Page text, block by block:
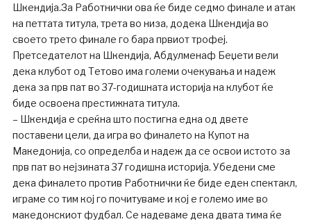
Шкендија.За Работнички ова ќе биде седмо финале и атак
на петтата титула, трета во низа, додека Шкендија во
своето трето финале го бара првиот трофеј.
Претседателот на Шкендија, Абдулменаф Беџети вели
дека клубот од Тетово има големи очекувања и надеж
дека за прв пат во 37-годишната историја на клубот ќе
биде освоена престижната титула.
– Шкендија е среќна што постигна една од двете
поставени цели, да игра во финалето на Купот на
Македонија, со определба и надеж да се освои истото за
прв пат во нејзината 37 годишна историја. Убедени сме
дека финалето против Работнички ќе биде еден спектакл,
играме со тим кој го почитуваме и кој е големо име во
македонскиот фудбал. Се надеваме дека двата тима ќе